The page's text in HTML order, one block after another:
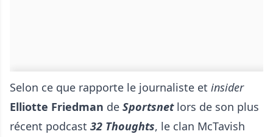
Selon ce que rapporte le journaliste et insider
Elliotte Friedman de Sportsnetlors de son plus
récent podcast 32 Thoughts, le clan McTavish